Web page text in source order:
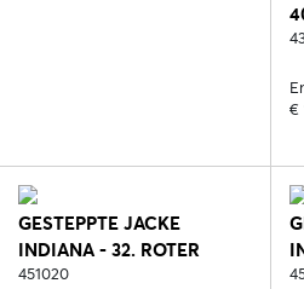
€
GESTEPPTE JACKE
INDIANA - 32. ROTER
ROST
451020